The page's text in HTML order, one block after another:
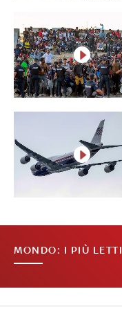
MONDO: I PIÙ LETTI